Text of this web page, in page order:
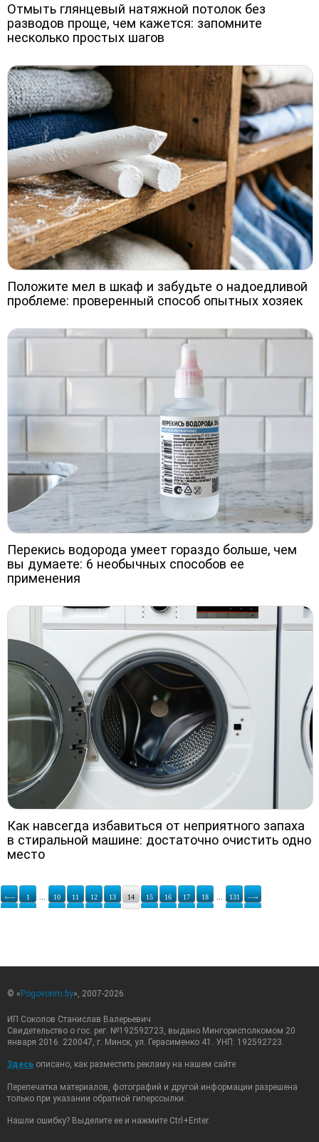
Отмыть глянцевый натяжной потолок без
разводов проще, чем кажется: запомните
несколько простых шагов
Положите мел в шкаф и забудьте о надоедливой
проблеме: проверенный способ опытных хозяек
Перекись водорода умеет гораздо больше, чем
вы думаете: 6 необычных способов ее
применения
Как навсегда избавиться от неприятного запаха
в стиральной машине: достаточно очистить одно
место
«— 1 ... 10 11 12 13 14 15 16 17 18 ... 131 —»
© « Pogovorim.by», 2007-2026.
ИП Соколов Станислав Валерьевич
Свидетельство о гос. рег. №192592723, выдано Мингорисполкомом 20
января 2016. 220047, г. Минск, ул. Герасименко 41. УНП: 192592723.
Здесь описано, как разместить рекламу на нашем сайте
Перепечатка материалов, фотографий и другой информации разрешена
только при указании обратной гиперссылки.
Нашли ошибку? Выделите ее и нажмите Ctrl+Enter.